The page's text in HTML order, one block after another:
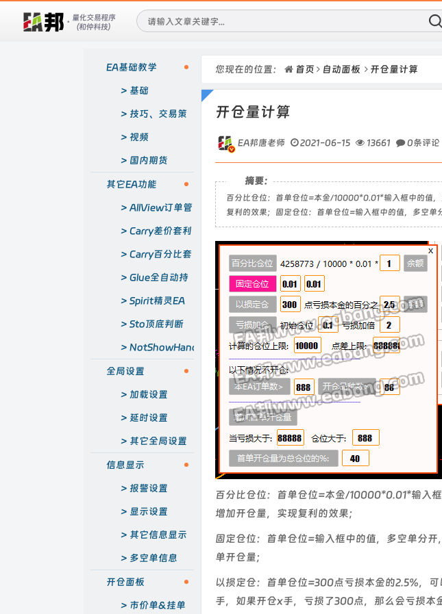
EA基础教学
基础
技巧、交易策
视频
国内期货
其它EA功能
AllView订单管
理EA Carry差价套利
Carry百分比套
利EA Glue全自动持
赢突破EASpirit精灵EA
Sto顶底判断
NotShowHand
不梭哈EA
全局设置
加载设置
延时设置
其它全局设置
信息显示
报警设置
显示设置
其它信息显示
多空单信息
开仓面板
市价单&挂单
您现在的位置： 首页 自动面板 开仓量计算
开仓量计算
EA邦唐老师 2021-06-15 13661 0条评论
摘要：
百分比仓位：首单仓位=本金/10000*0.01*输入框中的值
复利的效果；固定仓位：首单仓位=输入框中的值，多空单
百分比仓位：首单仓位=本金/10000*0.01*输入
增加开仓量，实现复利的效果；
固定仓位：首单仓位=输入框中的值，多空单分
单开仓量；
以损定仓：首单仓位=300点亏损本金的2.5%，
手，如果开仓x手，亏损了300点，那么会亏损本